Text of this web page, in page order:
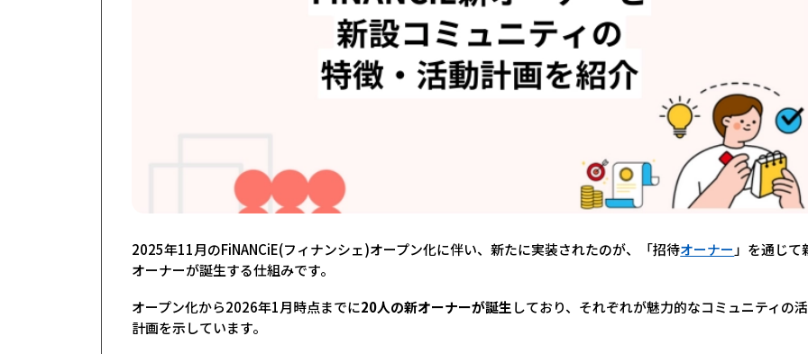
2025年11月のFiNANCiE(フィナンシェ)オープン化に伴い、新たに実装されたのが、「招待オーナー」を通じて
オーナーが誕生する仕組みです。
オープン化から2026年1月時点までに20人の新オーナーが誕生しており、それぞれが魅力的なコミュニティの
計画を示しています。